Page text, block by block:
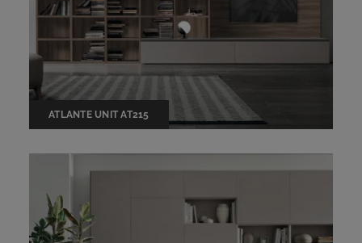
ATLANTE UNIT AT215